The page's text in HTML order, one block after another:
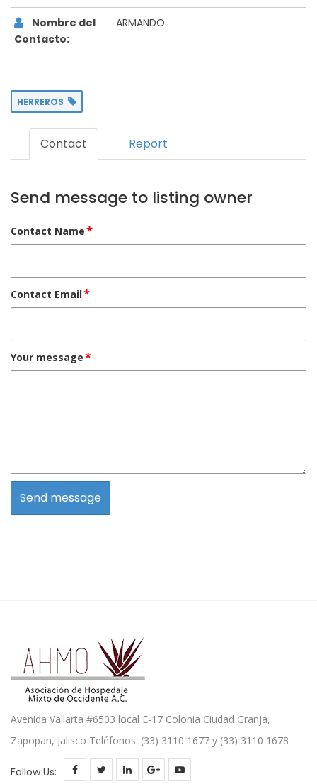
Nombre del
Contacto:
ARMANDO
HERREROS
Contact Report
Send message to listing owner
Contact Name*
Contact Email*
Your message*
Avenida Vallarta #6503 local E-17 Colonia Ciudad Granja,
Zapopan, Jalisco Teléfonos: (33) 3110 1677 y (33) 3110 1678
Follow Us: